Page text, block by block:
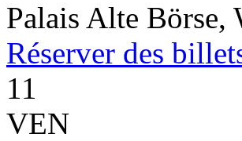
Palais Alte Börse,
Réserver des
11
VEN